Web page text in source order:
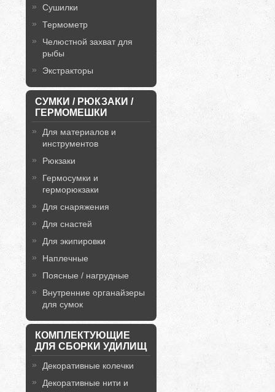
Сушилки
Термометр
Челюстной захват для
рыбы
Экстракторы
СУМКИ / РЮКЗАКИ /
ГЕРМОМЕШКИ
Для материалов и
инструментов
Рюкзаки
Гермосумки и
герморюкзаки
Для снаряжения
Для снастей
Для экипировки
Наплечные
Поясные / нагрудные
Внутренние органайзеры
для сумок
КОМПЛЕКТУЮЩИЕ
ДЛЯ СБОРКИ УДИЛИЩ
Декоративные колечки
Декоративные нити и